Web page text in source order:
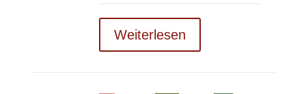
Weiterlesen